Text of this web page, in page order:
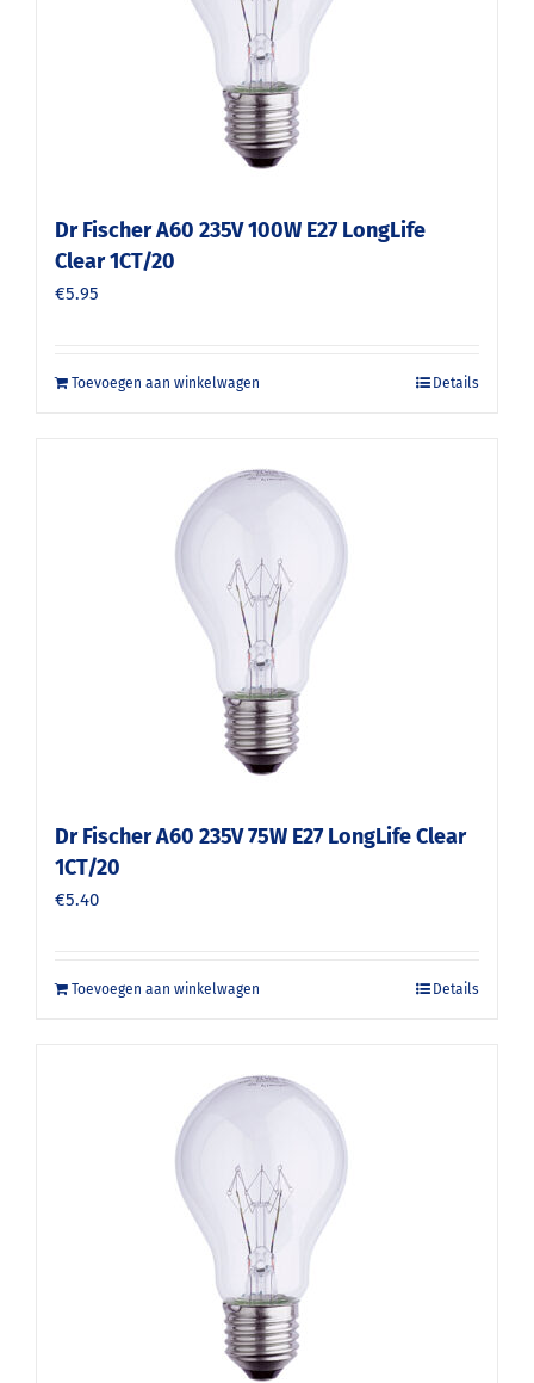
Dr Fischer A60 235V 100W E27 LongLife
Clear 1CT/20
€5.95
Toevoegen aan winkelwagen Details
Dr Fischer A60 235V 75W E27 LongLife Clear
1CT/20
€5.40
Toevoegen aan winkelwagen Details